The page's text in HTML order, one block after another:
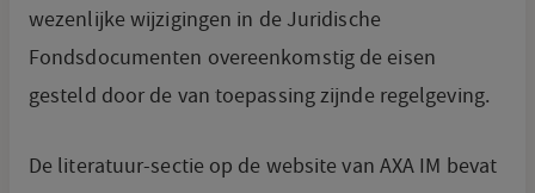
wezenlijke wijzigingen in de Juridische
Fondsdocumenten overeenkomstig de eisen
gesteld door de van toepassing zijnde regelgeving.
De literatuur-sectie op de website van AXA IM bevat